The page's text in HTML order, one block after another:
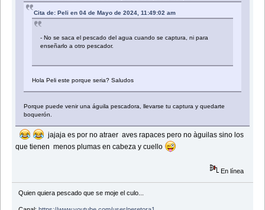
Cita de: Peli en 04 de Mayo de 2024, 11:49:02 am
- No se saca el pescado del agua cuando se captura, ni para
enseñarlo a otro pescador.
Hola Peli este porque seria? Saludos
Porque puede venir una águila pescadora, llevarse tu captura y quedarte
boquerón.
jajaja es por no atraer aves rapaces pero no àguilas sino los
que tienen menos plumas en cabeza y cuello
En línea
Quien quiera pescado que se moje el culo...